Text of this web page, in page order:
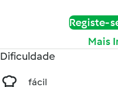
Registe-
Mais
Dificuldade
fácil